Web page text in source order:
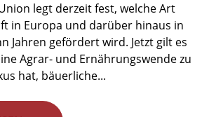
legt derzeit fest, welche Art
in Europa und darüber hinaus in
Jahren gefördert wird. Jetzt gilt es
Agrar- und Ernährungswende zu
hat, bäuerliche...